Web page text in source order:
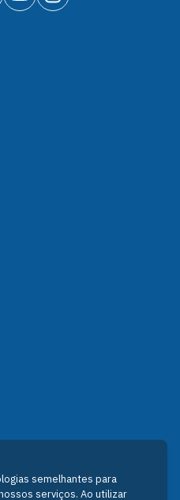
semelhantes para
serviços. Ao utilizar